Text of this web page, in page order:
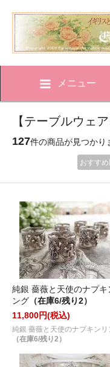
メニュー
【テーブルウェア
127件の商品が見つかり
おすすめ
純銀 薔薇と天使のナプキ
ング （在庫6/残り2）
11,800円(税込)
純銀 薔薇と天使のナプキンリ
（在庫6/残り2）